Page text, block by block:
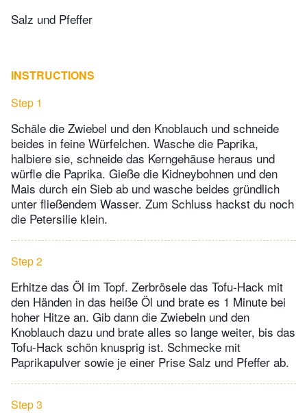
Salz und Pfeffer
INSTRUCTIONS
Step 1
Schäle die Zwiebel und den Knoblauch und schneide
beides in feine Würfelchen. Wasche die Paprika,
halbiere sie, schneide das Kerngehäuse heraus und
würfle die Paprika. Gieße die Kidneybohnen und den
Mais durch ein Sieb ab und wasche beides gründlich
unter fließendem Wasser. Zum Schluss hackst du noch
die Petersilie klein.
Step 2
Erhitze das Öl im Topf. Zerbrösele das Tofu-Hack mit
den Händen in das heiße Öl und brate es 1 Minute bei
hoher Hitze an. Gib dann die Zwiebeln und den
Knoblauch dazu und brate alles so lange weiter, bis das
Tofu-Hack schön knusprig ist. Schmecke mit
Paprikapulver sowie je einer Prise Salz und Pfeffer ab.
Step 3